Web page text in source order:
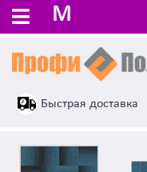
M
Быстрая доставка